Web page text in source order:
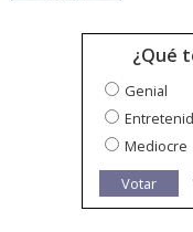
¿Qué
Genial
Mediocre
Votar